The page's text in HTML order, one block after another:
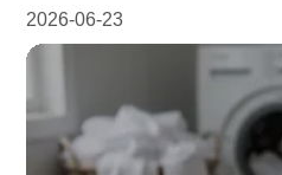
2026-06-23